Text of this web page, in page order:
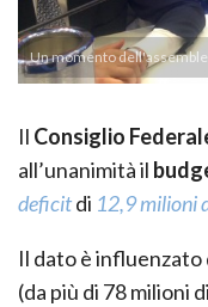
Un momento
Il Consiglio
all’unanimità il
deficitdi 12,9 milioni
Il dato è influenzato
(da più di 78 milioni